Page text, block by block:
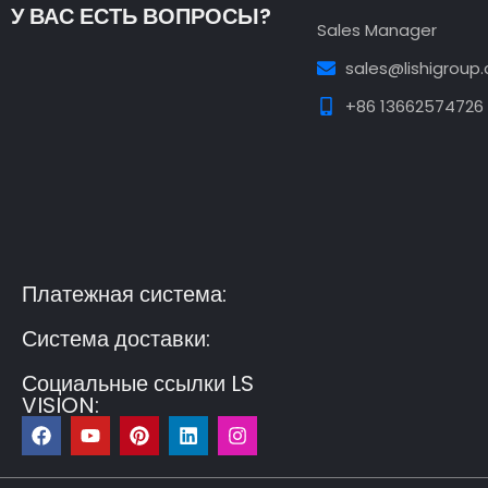
У ВАС ЕСТЬ ВОПРОСЫ?
Sales Manager
+86 13662574726
Платежная система:
Система доставки:
Социальные ссылки LS
VISION:
F
a
c
Y
o
u
P
i
n
L
i
n
I
n
s